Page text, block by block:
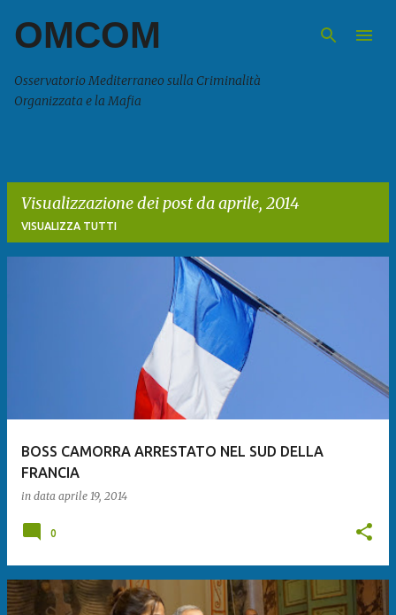
Passa ai contenuti principali
OMCOM
Osservatorio Mediterraneo sulla Criminalità
Organizzata e la Mafia
Visualizzazione dei post da aprile, 2014
VISUALIZZA TUTTI
BOSS CAMORRA ARRESTATO NEL SUD DELLA
FRANCIA
in data aprile 19, 2014
0